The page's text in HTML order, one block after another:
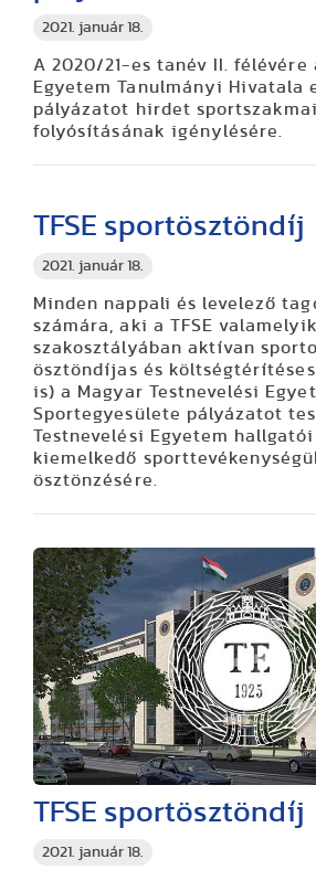
2021. január 18.
A 2020/21-es tanév II. félévére
Egyetem Tanulmányi Hivatala
pályázatot hirdet
folyósításának igénylésére.
2021. január 18.
TFSE sportösztöndíj
Minden nappali és levelező
számára, aki a TFSE valamelyik
szakosztályában aktívan
ösztöndíjas és
is) a Magyar Testnevelési
Sportegyesülete pályázatot
Testnevelési Egyetem
kiemelkedő
ösztönzésére.
2021. január 18.
TFSE sportösztöndíj